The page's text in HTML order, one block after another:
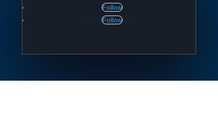
Follow
Follow